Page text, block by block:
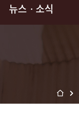
뉴스ㆍ소식